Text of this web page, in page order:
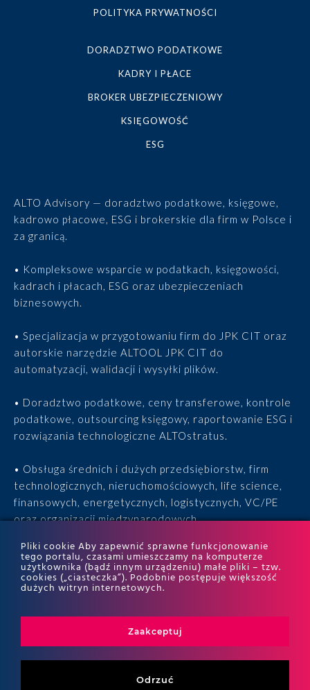
POLITYKA PRYWATNOŚCI
DORADZTWO PODATKOWE
KADRY I PŁACE
BROKER UBEZPIECZENIOWY
KSIĘGOWOŚĆ
ESG
ALTO Advisory — doradztwo podatkowe, księgowe,
kadrowo płacowe, ESG i brokerskie dla firm w Polsce i
za granicą.
• Kompleksowe wsparcie w podatkach, księgowości,
kadrach i płacach, ESG oraz ubezpieczeniach
biznesowych.
• Specjalizacja w przygotowaniu firm do JPK CIT oraz
autorskie narzędzie ALTOOL JPK CIT do
automatyzacji, walidacji i wysyłki plików.
• Doradztwo podatkowe, ceny transferowe, kontrole
podatkowe, outsourcing księgowy, raportowanie ESG i
rozwiązania technologiczne ALTOstratus.
• Obsługa średnich i dużych przedsiębiorstw, firm
technologicznych, nieruchomościowych, life science,
finansowych, energetycznych, logistycznych, VC/PE
oraz organizacji międzynarodowych.
• 15 lat doświadczenia, 170 ekspertów, tysiące
zrealizowanych projektów i wyróżnienia w rankingach
ITR World Tax i ITR World TP.
Pliki cookie Aby zapewnić sprawne funkcjonowanie
tego portalu, czasami umieszczamy na komputerze
użytkownika (bądź innym urządzeniu) małe pliki – tzw.
cookies („ciasteczka”). Podobnie postępuje większość
dużych witryn internetowych.
Zaakceptuj
Odrzuć